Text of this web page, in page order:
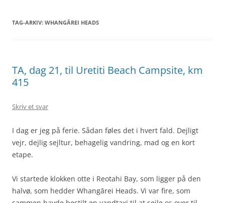
TAG-ARKIV: WHANGĀREI HEADS
TA, dag 21, til Uretiti Beach Campsite, km
415
Skriv et svar
I dag er jeg på ferie. Sådan føles det i hvert fald. Dejligt
vejr, dejlig sejltur, behagelig vandring, mad og en kort
etape.
Vi startede klokken otte i Reotahi Bay, som ligger på den
halvø, som hedder Whangārei Heads. Vi var fire, som